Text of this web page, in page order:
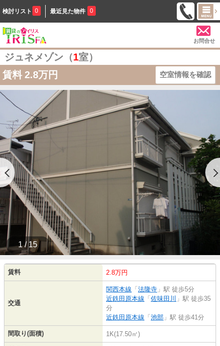
検討リスト 0 最近見た物件 0
お問合せ
ジュネメゾン（1室）
賃料 2.8万円 空室情報を確認
1 / 15
賃料 2.8万円
交通
関西本線 「 法隆寺 」駅 徒歩5分
近鉄田原本線 「 佐味田川 」駅 徒歩35
分
近鉄田原本線 「 池部 」駅 徒歩41分
間取り(面積) 1K(17.50㎡)